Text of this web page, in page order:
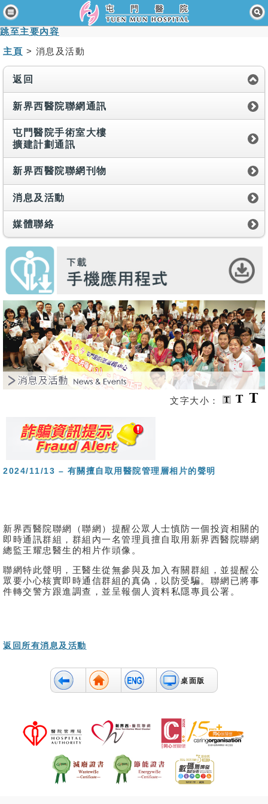
跳至主要內容
主頁
醫療服務
醫護專業人員
消息及活動
關於我們
聯絡我們
免責聲明
無障礙聲明
職員專用
主頁 > 消息及活動
返回
新界西醫院聯網通訊
屯門醫院手術室大樓
擴建計劃通訊
新界西醫院聯網刊物
消息及活動
媒體聯絡
文字大小：
2024/11/13 – 有關擅自取用醫院管理層相片的聲明
新界西醫院聯網（聯網）提醒公眾人士慎防一個投資相關的
即時通訊群組，群組內一名管理員擅自取用新界西醫院聯網
總監王耀忠醫生的相片作頭像。
聯網特此聲明，王醫生從無參與及加入有關群組，並提醒公
眾要小心核實即時通信群組的真偽，以防受騙。聯網已將事
件轉交警方跟進調查，並呈報個人資料私隱專員公署。
返回所有消息及活動
桌面版